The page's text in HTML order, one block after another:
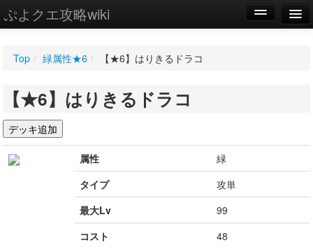
ぷよクエ攻略wiki
WIKI
設定
Top / 緑属性★6 / 【★6】はりきるドラコ
【★6】はりきるドラコ
属性
緑
タイプ
攻単
最大Lv
99
コスト
48